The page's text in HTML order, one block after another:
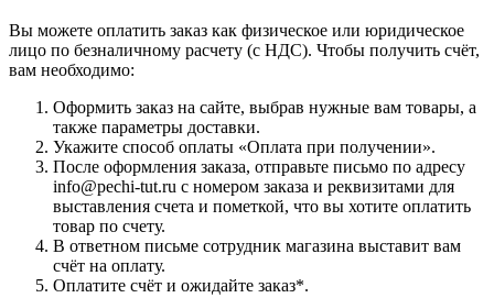
Вы можете оплатить заказ как физическое или юридическое
лицо по безналичному расчету (с НДС). Чтобы получить счёт,
вам необходимо:
Оформить заказ на сайте, выбрав нужные вам товары, а
также параметры доставки.
Укажите способ оплаты «Оплата при получении».
После оформления заказа, отправьте письмо по адресу
info@pechi-tut.ru с номером заказа и реквизитами для
выставления счета и пометкой, что вы хотите оплатить
товар по счету.
В ответном письме сотрудник магазина выставит вам
счёт на оплату.
Оплатите счёт и ожидайте заказ*.